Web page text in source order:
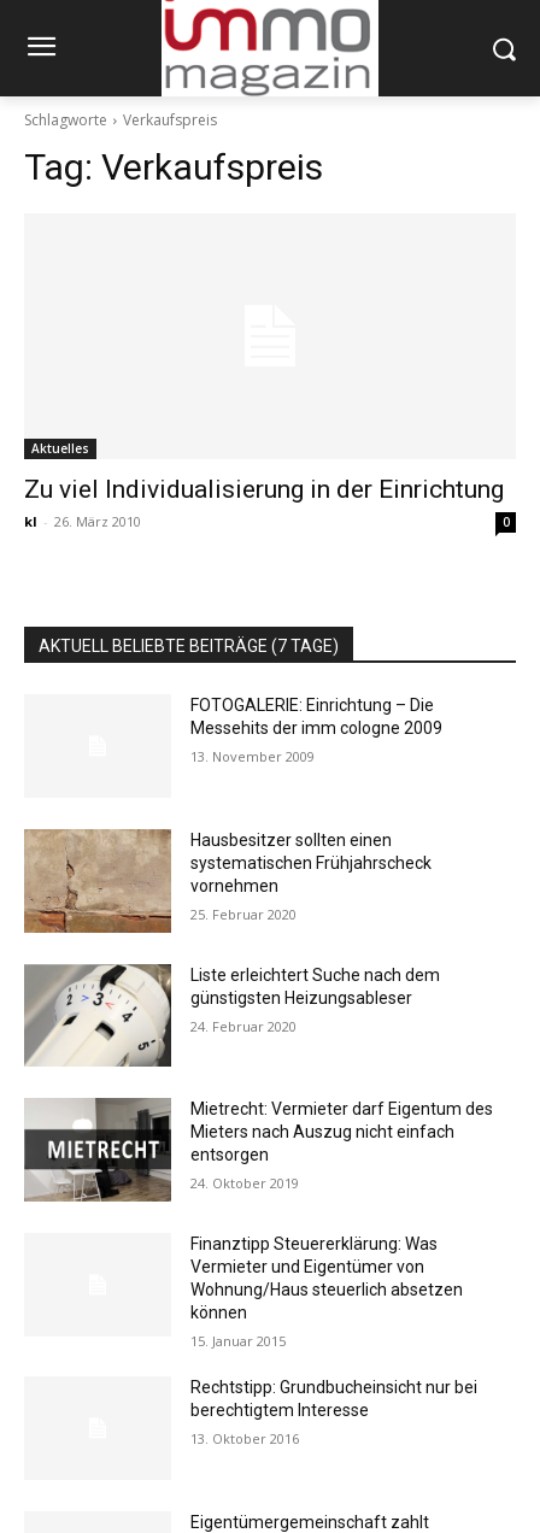
Schlagworte Verkaufspreis
Tag: Verkaufspreis
Aktuelles
Zu viel Individualisierung in der Einrichtung
kl - 26. März 2010 0
AKTUELL BELIEBTE BEITRÄGE (7 TAGE)
FOTOGALERIE: Einrichtung – Die
Messehits der imm cologne 2009
13. November 2009
Hausbesitzer sollten einen
systematischen Frühjahrscheck
vornehmen
25. Februar 2020
Liste erleichtert Suche nach dem
günstigsten Heizungsableser
24. Februar 2020
Mietrecht: Vermieter darf Eigentum des
Mieters nach Auszug nicht einfach
entsorgen
24. Oktober 2019
Finanztipp Steuererklärung: Was
Vermieter und Eigentümer von
Wohnung/Haus steuerlich absetzen
können
15. Januar 2015
Rechtstipp: Grundbucheinsicht nur bei
berechtigtem Interesse
13. Oktober 2016
Eigentümergemeinschaft zahlt